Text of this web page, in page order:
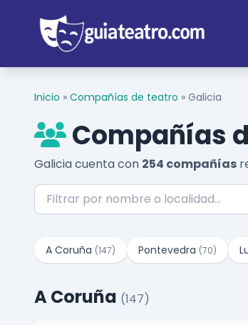
Inicio » Compañías de teatro » Galicia
Compañías
Galicia cuenta con 254 compañías
A Coruña (147) Pontevedra (70)
A Coruña (147)